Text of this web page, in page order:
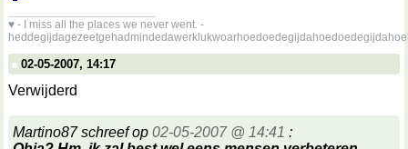
♥ - I miss all the places we never went. -
02-05-2007, 14:17
Verwijderd
Martino87 schreef op 02-05-2007 @ 14:41 :